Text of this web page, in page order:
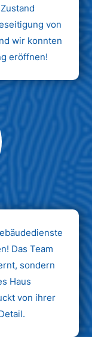
von
wir konnten
eröffnen!
Das Team
sondern
Haus
von ihrer